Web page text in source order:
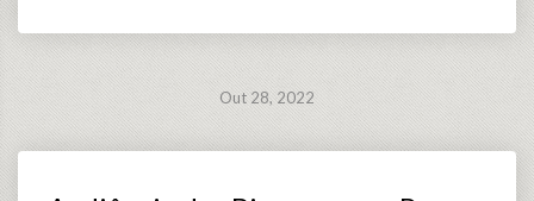
Out 28, 2022